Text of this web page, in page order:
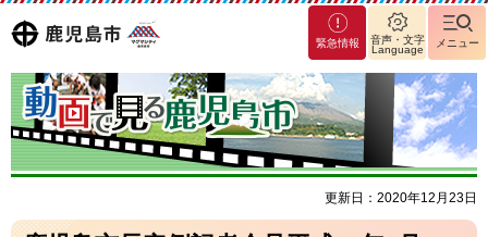
鹿児島
市
マグ
マシ
ティ
鹿児
島市
緊急情報
音声・文字
Language
メニュー
更新日：2020年12月23日